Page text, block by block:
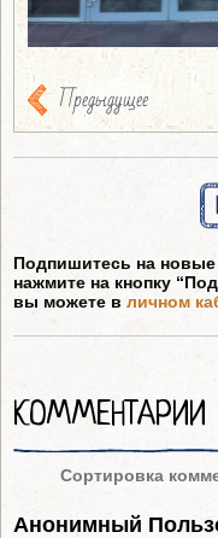
Предыдущее
Подпишитесь на новые
нажмите на кнопку
вы можете в личном
КОММЕНТАРИИ
Сортировка
Анонимный